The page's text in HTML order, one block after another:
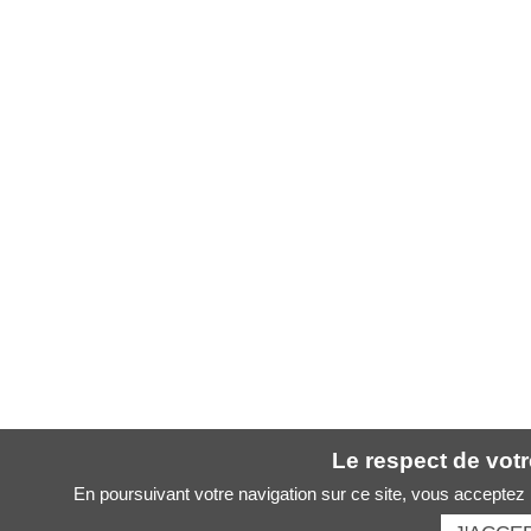
Le respect de
En poursuivant votre navigation sur ce site, vous